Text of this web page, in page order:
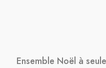
Ensemble Noël à